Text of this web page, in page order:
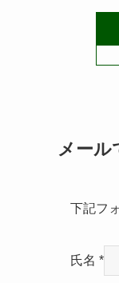
メール
下記フ
氏名 *